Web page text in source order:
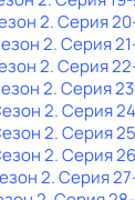
2. Серия
2. Серия
2. Серия
2. Серия
2. Серия
2. Серия
2. Серия
2. Серия